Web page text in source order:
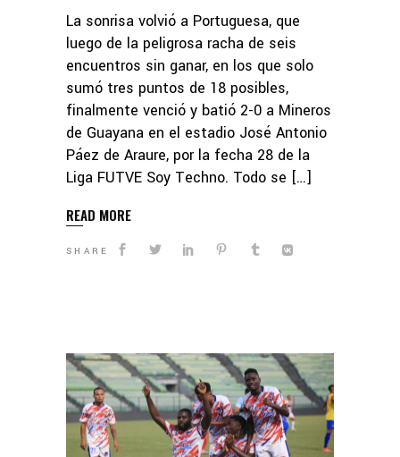
La sonrisa volvió a Portuguesa, que
luego de la peligrosa racha de seis
encuentros sin ganar, en los que solo
sumó tres puntos de 18 posibles,
finalmente venció y batió 2-0 a Mineros
de Guayana en el estadio José Antonio
Páez de Araure, por la fecha 28 de la
Liga FUTVE Soy Techno. Todo se […]
READ MORE
SHARE